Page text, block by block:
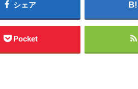
シェア
Pocket